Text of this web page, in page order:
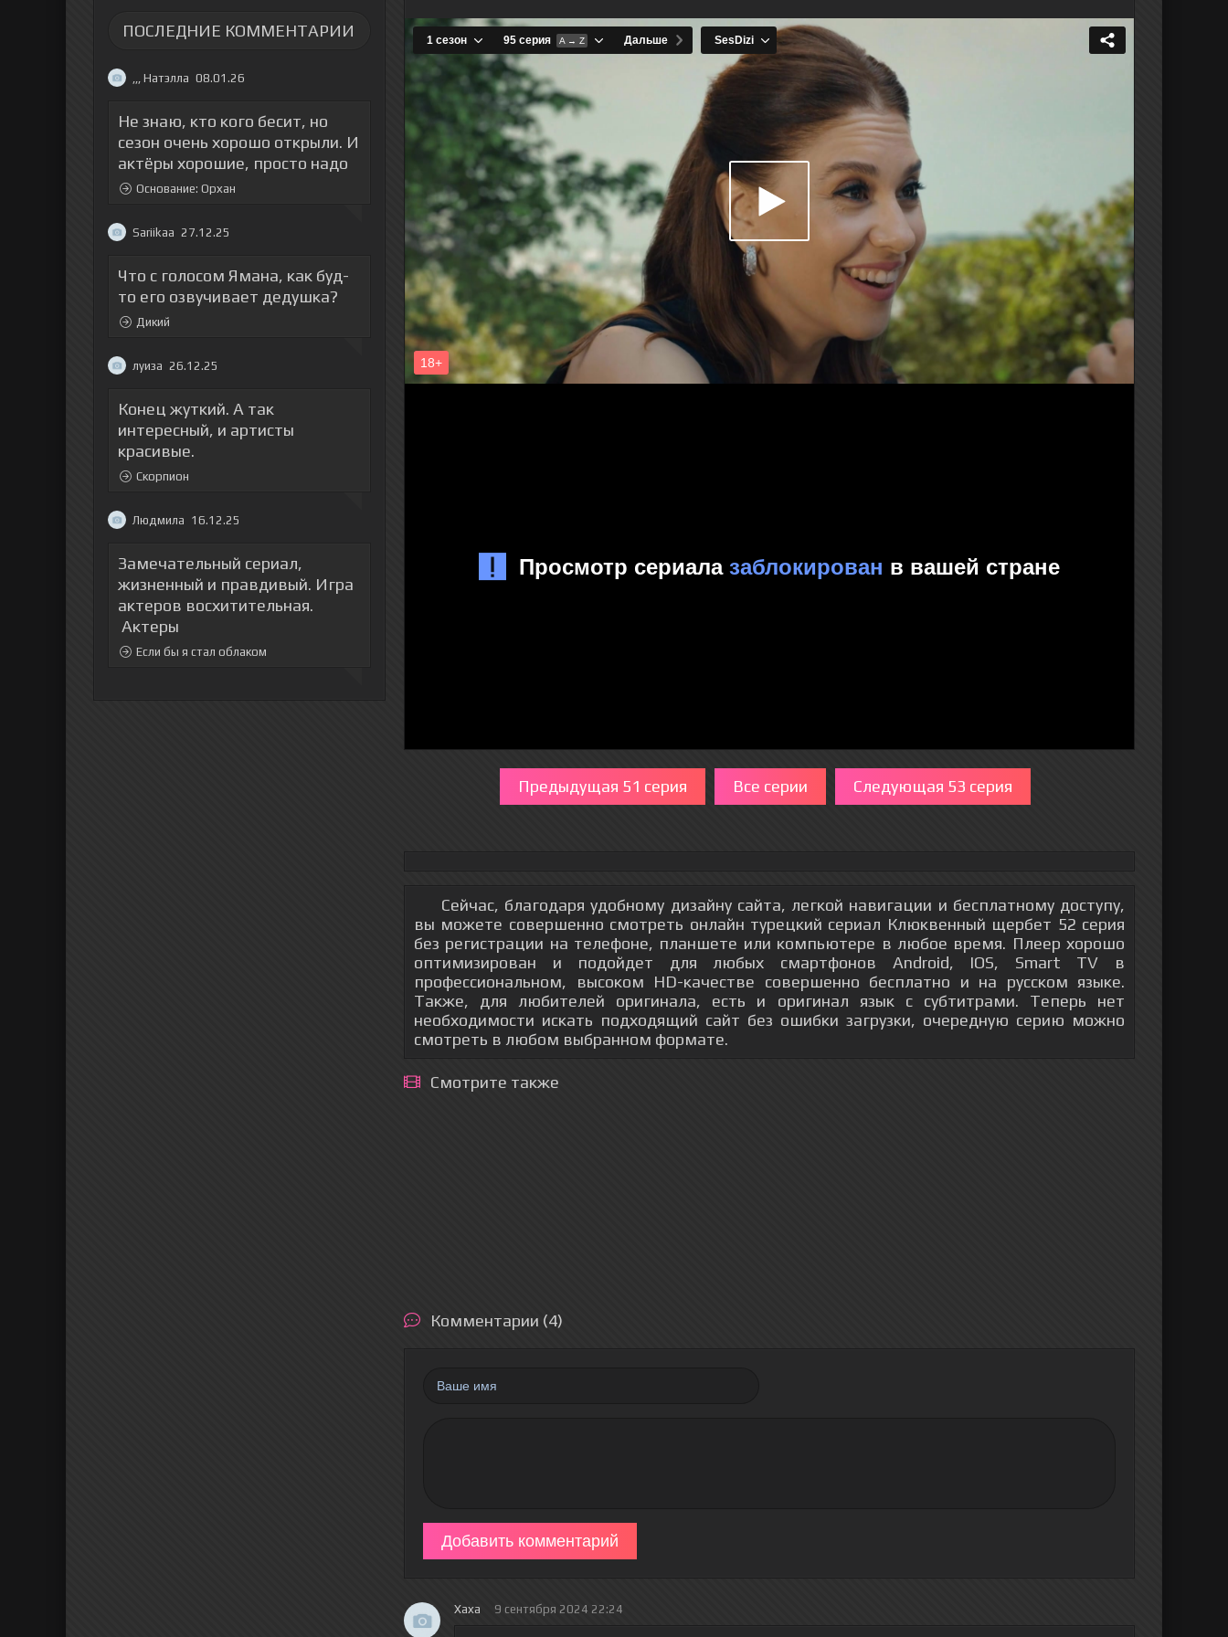
ПОСЛЕДНИЕ КОММЕНТАРИИ
,,, Натэлла 08.01.26
Не знаю, кто кого бесит, но
сезон очень хорошо открыли. И
актёры хорошие, просто надо
Основание: Орхан
Sariikaa 27.12.25
Что с голосом Ямана, как буд-
то его озвучивает дедушка?
Дикий
луиза 26.12.25
Конец жуткий. А так
интересный, и артисты
красивые.
Скорпион
Людмила 16.12.25
Замечательный сериал,
жизненный и правдивый. Игра
актеров восхитительная.
Актеры
Если бы я стал облаком
Предыдущая 51 серия Все серии Следующая 53 серия
Сейчас, благодаря удобному дизайну сайта, легкой навигации и бесплатному доступу,
вы можете совершенно смотреть онлайн турецкий сериал Клюквенный щербет 52 серия
без регистрации на телефоне, планшете или компьютере в любое время. Плеер хорошо
оптимизирован и подойдет для любых смартфонов Android, IOS, Smart TV в
профессиональном, высоком HD-качестве совершенно бесплатно и на русском языке.
Также, для любителей оригинала, есть и оригинал язык с субтитрами. Теперь нет
необходимости искать подходящий сайт без ошибки загрузки, очередную серию можно
смотреть в любом выбранном формате.
Смотрите также
Комментарии (4)
Добавить комментарий
Хаха 9 сентября 2024 22:24